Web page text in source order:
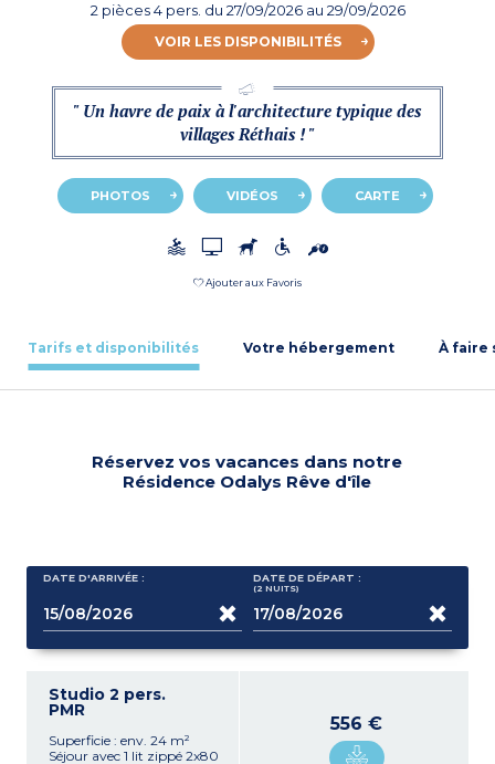
2 pièces 4 pers. du 27/09/2026au 29/09/2026
VOIR LES DISPONIBILITÉS
" Un havre de paix à l'architecture typique des
villages Réthais ! "
PHOTOS VIDÉOS CARTE
Ajouter aux Favoris
Tarifs et disponibilités Votre hébergement À faire
Réservez vos vacances dans notre
Résidence Odalys Rêve d'île
DATE D'ARRIVÉE : DATE DE DÉPART :
(2 NUITS)
Studio 2 pers.
PMR
Superficie : env. 24 m²
Séjour avec 1 lit zippé 2x80
556 €